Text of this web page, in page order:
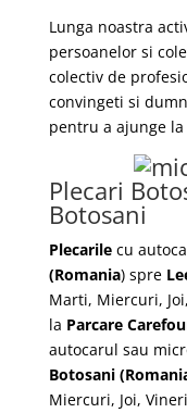
Lunga noastra
persoanelor si
colectiv de
convingeti si
pentru a ajunge
Plecari
Botosani
Plecarilecu
(Romania) spre
Marti, Miercuri,
la Parcare
autocarul sau
Botosani
Miercuri, Joi,